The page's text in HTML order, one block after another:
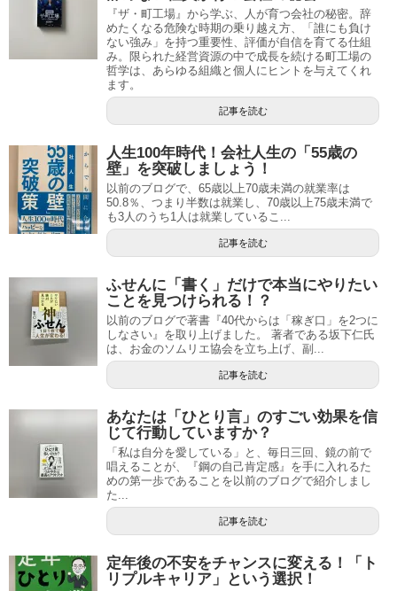
『ザ・町工場』から学ぶ、人が育つ会社の秘密。辞
めたくなる危険な時期の乗り越え方、「誰にも負け
ない強み」を持つ重要性、評価が自信を育てる仕組
み。限られた経営資源の中で成長を続ける町工場の
哲学は、あらゆる組織と個人にヒントを与えてくれ
ます。
記事を読む
人生100年時代！会社人生の「55歳の
壁」を突破しましょう！
以前のブログで、65歳以上70歳未満の就業率は
50.8％、つまり半数は就業し、70歳以上75歳未満で
も3人のうち1人は就業しているこ...
記事を読む
ふせんに「書く」だけで本当にやりたい
ことを見つけられる！？
以前のブログで著書『40代からは「稼ぎ口」を2つに
しなさい』を取り上げました。 著者である坂下仁氏
は、お金のソムリエ協会を立ち上げ、副...
記事を読む
あなたは「ひとり言」のすごい効果を信
じて行動していますか？
「私は自分を愛している」と、毎日三回、鏡の前で
唱えることが、『鋼の自己肯定感』を手に入れるた
めの第一歩であることを以前のブログで紹介しまし
た...
記事を読む
定年後の不安をチャンスに変える！「ト
リプルキャリア」という選択！